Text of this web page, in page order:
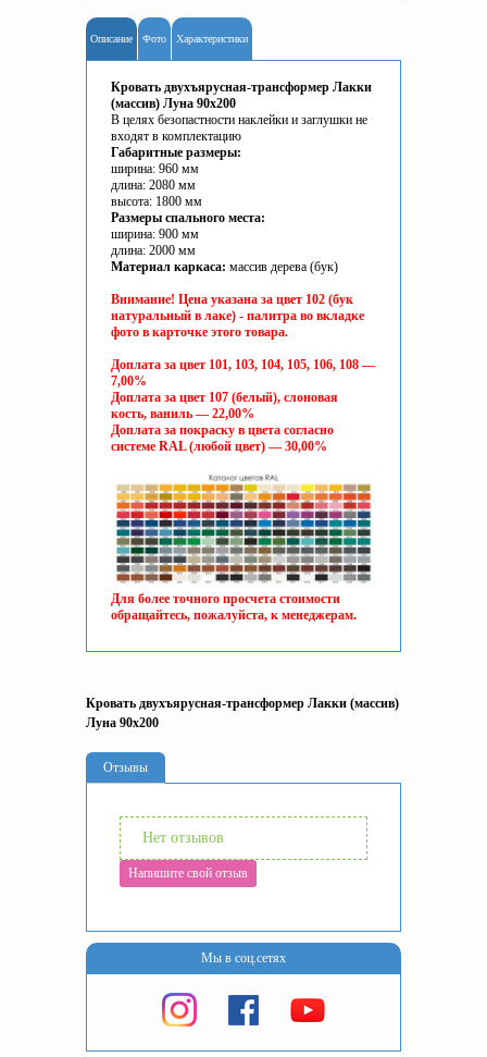
Описание Фото Характеристики
Кровать двухъярусная-трансформер Лакки
(масcив) Луна 90x200
В целях безопастности наклейки и заглушки не
входят в комплектацию
Габаритные размеры:
ширина: 960 мм
длина: 2080 мм
высота: 1800 мм
Размеры спального места:
ширина: 900 мм
длина: 2000 мм
Материал каркаса: массив дерева (бук)
Внимание! Цена указана за цвет 102 (бук
натуральный в лаке) - палитра во вкладке
фото в карточке этого товара.
Доплата за цвет 101, 103, 104, 105, 106, 108 —
7,00%
Доплата за цвет 107 (белый), слоновая
кость, ваниль — 22,00%
Доплата за покраску в цвета согласно
системе RAL (любой цвет) — 30,00%
Для более точного просчета стоимости
обращайтесь, пожалуйста, к менеджерам.
Кровать двухъярусная-трансформер Лакки (масcив)
Луна 90x200
Отзывы
Нет отзывов
Напишите свой отзыв
Мы в соц.сетях